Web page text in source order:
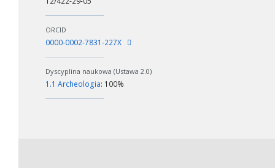
ORCID
0000-0002-7831-227X
Dyscyplina naukowa (Ustawa 2.0)
1.1 Archeologia: 100%